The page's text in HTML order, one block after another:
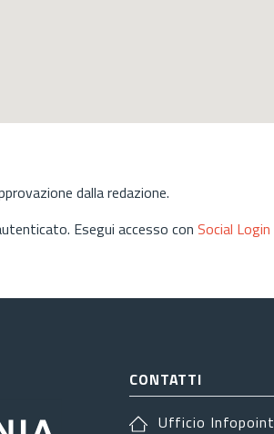
dalla redazione.
Esegui accesso con Social Login
CONTATTI
Ufficio Infopoint